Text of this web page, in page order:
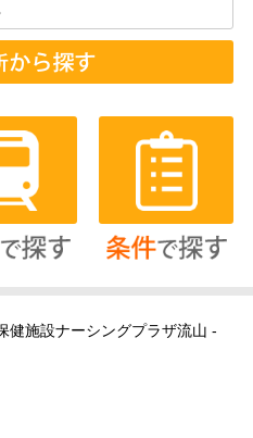
健施設ナーシングプラザ流山 -